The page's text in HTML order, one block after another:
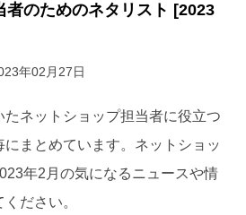
者のためのネタリスト [2023
年02月27日
ネットショップ担当者に役立つ
まとめています。ネットショッ
年2月の気になるニュースや情
ださい。